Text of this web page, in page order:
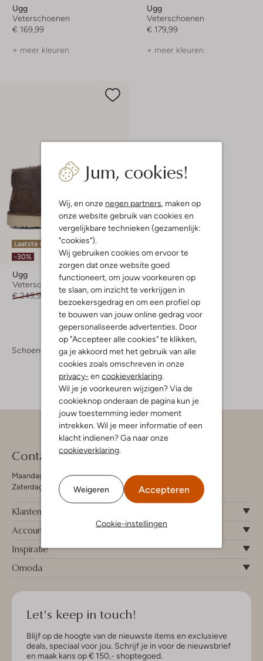
Jum, cookies!
Wij, en onze negen partners, maken op
onze website gebruik van cookies en
vergelijkbare technieken (gezamenlijk:
"cookies").
Wij gebruiken cookies om ervoor te
zorgen dat onze website goed
functioneert, om jouw voorkeuren op
te slaan, om inzicht te verkrijgen in
bezoekersgedrag en om een profiel op
te bouwen van jouw online gedrag voor
gepersonaliseerde advertenties. Door
op "Accepteer alle cookies" te klikken,
ga je akkoord met het gebruik van alle
cookies zoals omschreven in onze
privacy- en cookieverklaring.
Wil je je voorkeuren wijzigen? Via de
cookieknop onderaan de pagina kun je
jouw toestemming ieder moment
intrekken. Wil je meer informatie of een
klacht indienen? Ga naar onze
cookieverklaring.
Weigeren Accepteren
Cookie-instellingen
Ugg
Veterschoenen
€ 169,99
+ meer kleuren
Ugg
Veterschoenen
€ 179,99
+ meer kleuren
Laatste item
-30%
Ugg
Veterschoenen
€ 249,95
€ 174,99
Schoenen Veterschoenen
Contact
Maandag - Vrijdag 09:00 - 19:00 uur
Zaterdag 09:00 - 17:00 uur
Klantenservice
Account
Inspiratie
Omoda
Let's keep in touch!
Blijf op de hoogte van de nieuwste items en exclusieve
deals, speciaal voor jou. Schrijf je in voor de nieuwsbrief
en maak kans op € 150,- shoptegoed.